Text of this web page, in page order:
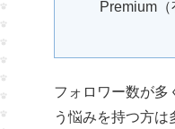
Premium（
フォロワー数が多
う悩みを持つ方は